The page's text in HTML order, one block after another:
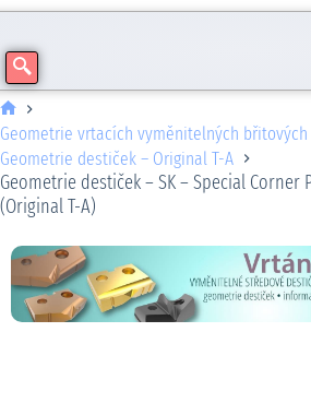
Geometrie vrtacích vyměnitelných
Geometrie destiček – Original T-A
Geometrie destiček – SK – Special Corner
(Original T-A)